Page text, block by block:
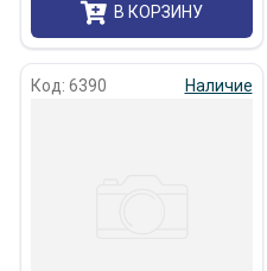
В КОРЗИНУ
Код: 6390 Наличие